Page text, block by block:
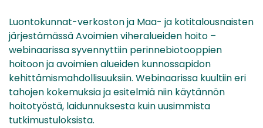
Luontokunnat-verkoston ja Maa- ja kotitalousnaisten
järjestämässä Avoimien viheralueiden hoito –
webinaarissa syvennyttiin perinnebiotooppien
hoitoon ja avoimien alueiden kunnossapidon
kehittämismahdollisuuksiin. Webinaarissa kuultiin eri
tahojen kokemuksia ja esitelmiä niin käytännön
hoitotyöstä, laidunnuksesta kuin uusimmista
tutkimustuloksista.